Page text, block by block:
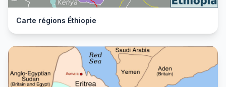
Carte régions Éthiopie